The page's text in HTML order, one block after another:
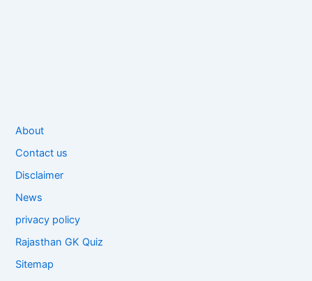
About
Contact us
Disclaimer
News
privacy policy
Rajasthan GK Quiz
Sitemap